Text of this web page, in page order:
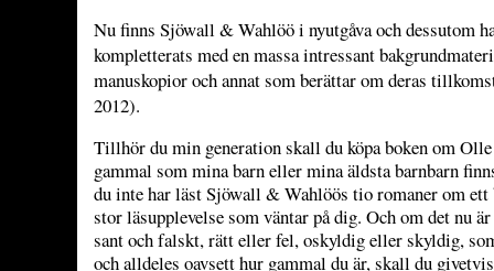
Nu finns Sjöwall & Wahlöö i nyutgåva och dessutom
kompletterats med en massa intressant
manuskopior och annat som berättar om deras
2012).
Tillhör du min generation skall du köpa boken om
gammal som mina barn eller mina äldsta barnbarn
du inte har läst Sjöwall & Wahlöös tio romaner om ett
stor läsupplevelse som väntar på dig. Och om det nu
sant och falskt, rätt eller fel, oskyldig eller skyldig,
och alldeles oavsett hur gammal du är, skall du